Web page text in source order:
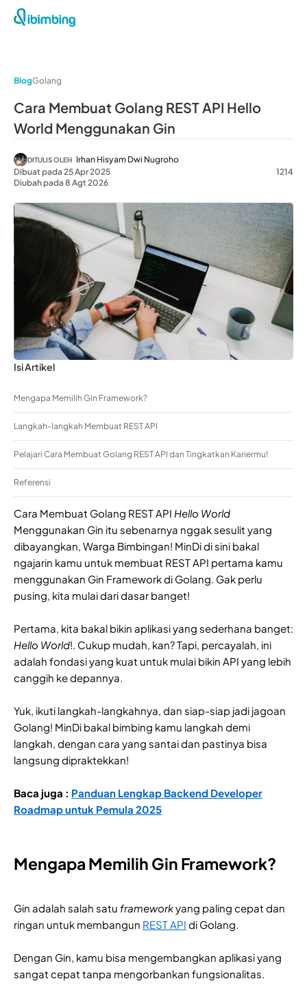
BlogGolang
Cara Membuat Golang REST API Hello
World Menggunakan Gin
DITULIS OLEH Irhan Hisyam Dwi Nugroho
Dibuat pada 25 Apr 2025
Diubah pada 8 Agt 2026
1214
Isi Artikel
Mengapa Memilih Gin Framework?
Langkah-langkah Membuat REST API
Pelajari Cara Membuat Golang REST API dan Tingkatkan Kariermu!
Referensi
Cara Membuat Golang REST API Hello World
Menggunakan Gin itu sebenarnya nggak sesulit yang
dibayangkan, Warga Bimbingan! MinDi di sini bakal
ngajarin kamu untuk membuat REST API pertama kamu
menggunakan Gin Framework di Golang. Gak perlu
pusing, kita mulai dari dasar banget!
Pertama, kita bakal bikin aplikasi yang sederhana banget:
Hello World!. Cukup mudah, kan? Tapi, percayalah, ini
adalah fondasi yang kuat untuk mulai bikin API yang lebih
canggih ke depannya.
Yuk, ikuti langkah-langkahnya, dan siap-siap jadi jagoan
Golang! MinDi bakal bimbing kamu langkah demi
langkah, dengan cara yang santai dan pastinya bisa
langsung dipraktekkan!
Baca juga : Panduan Lengkap Backend Developer
Roadmap untuk Pemula 2025
Mengapa Memilih Gin Framework?
Gin adalah salah satu frameworkyang paling cepat dan
ringan untuk membangun REST API di Golang.
Dengan Gin, kamu bisa mengembangkan aplikasi yang
sangat cepat tanpa mengorbankan fungsionalitas.